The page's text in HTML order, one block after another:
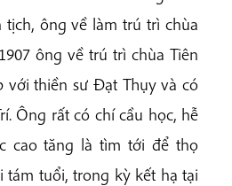
tịch, ông về làm trú trì chùa
ông về trú trì chùa Tiên
với thiền sư Đạt Thụy và có
Ông rất có chí cầu học, hễ
cao tăng là tìm tới để thọ
tám tuổi, trong kỳ kết hạ tại